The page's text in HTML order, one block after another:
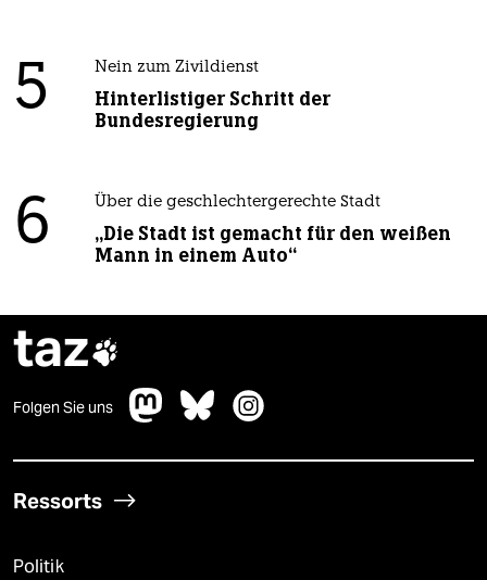
5 Nein zum Zivildienst
Hinterlistiger Schritt der
Bundesregierung
6 Über die geschlechtergerechte Stadt
„Die Stadt ist gemacht für den weißen
Mann in einem Auto“
taz
Folgen Sie uns
Ressorts
Politik